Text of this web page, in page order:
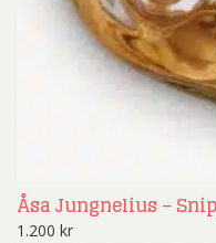
Åsa Jungnelius –
1.200 kr